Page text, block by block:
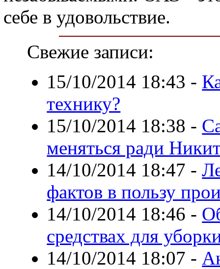
себе в удовольствие.
Свежие записи:
15/10/2014 18:43 -
технику?
15/10/2014 18:38 -
меняться ради
14/10/2014 18:47 -
фактов в пользу
14/10/2014 18:46 -
средствах для
14/10/2014 18:07 -